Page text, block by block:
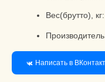
Вес(брутто),
Написать в